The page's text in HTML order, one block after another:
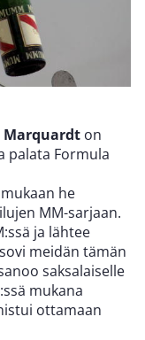
Marquardt on
palata Formula
he
MM-sarjaan.
ja lähtee
meidän tämän
saksalaiselle
mukana
ottamaan